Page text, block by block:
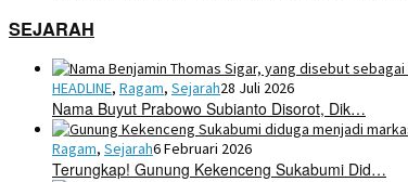
SEJARAH
HEADLINE, Ragam, Sejarah28 Juli 2026
Nama Buyut Prabowo Subianto Disorot, Dik…
Ragam, Sejarah6 Februari 2026
Terungkap! Gunung Kekenceng Sukabumi Did…